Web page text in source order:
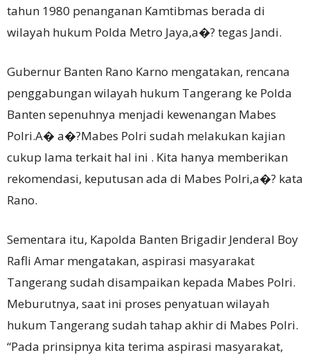
tahun 1980 penanganan Kamtibmas berada di
wilayah hukum Polda Metro Jaya,a�? tegas Jandi.
Gubernur Banten Rano Karno mengatakan, rencana
penggabungan wilayah hukum Tangerang ke Polda
Banten sepenuhnya menjadi kewenangan Mabes
Polri.A� a�?Mabes Polri sudah melakukan kajian
cukup lama terkait hal ini . Kita hanya memberikan
rekomendasi, keputusan ada di Mabes Polri,a�? kata
Rano.
Sementara itu, Kapolda Banten Brigadir Jenderal Boy
Rafli Amar mengatakan, aspirasi masyarakat
Tangerang sudah disampaikan kepada Mabes Polri.
Meburutnya, saat ini proses penyatuan wilayah
hukum Tangerang sudah tahap akhir di Mabes Polri.
“Pada prinsipnya kita terima aspirasi masyarakat,